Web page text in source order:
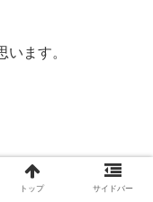
ます。
「歯石除去」。
トップ サイドバー